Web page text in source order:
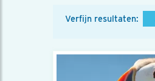
Verfijn resultaten: